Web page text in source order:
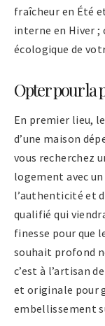
fraîcheur en Été
interne en Hiver ;
écologique de
Opter pour la
En premier lieu,
d’une maison
vous recherchez
logement avec
l’authenticité et
qualifié qui
finesse pour que
souhait profond
c’est à l’artisan
et originale pour
embellissement